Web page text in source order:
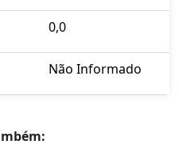
0,0
Não Informado